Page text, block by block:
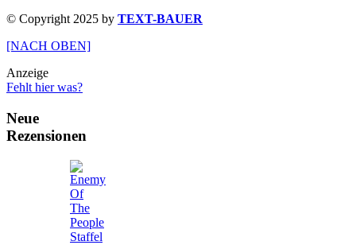
© Copyright 2025 by TEXT-BAUER
[NACH OBEN]
Anzeige
Fehlt hier was?
Neue
Rezensionen